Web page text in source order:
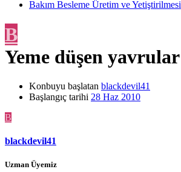
Bakım Besleme Üretim ve Yetiştirilmesi
B
Yeme düşen yavrular
Konbuyu başlatan blackdevil41
Başlangıç tarihi 28 Haz 2010
B
blackdevil41
Uzman Üyemiz